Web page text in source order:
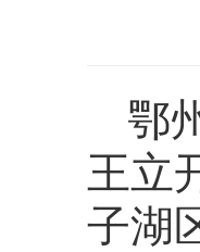
鄂
王立
子湖